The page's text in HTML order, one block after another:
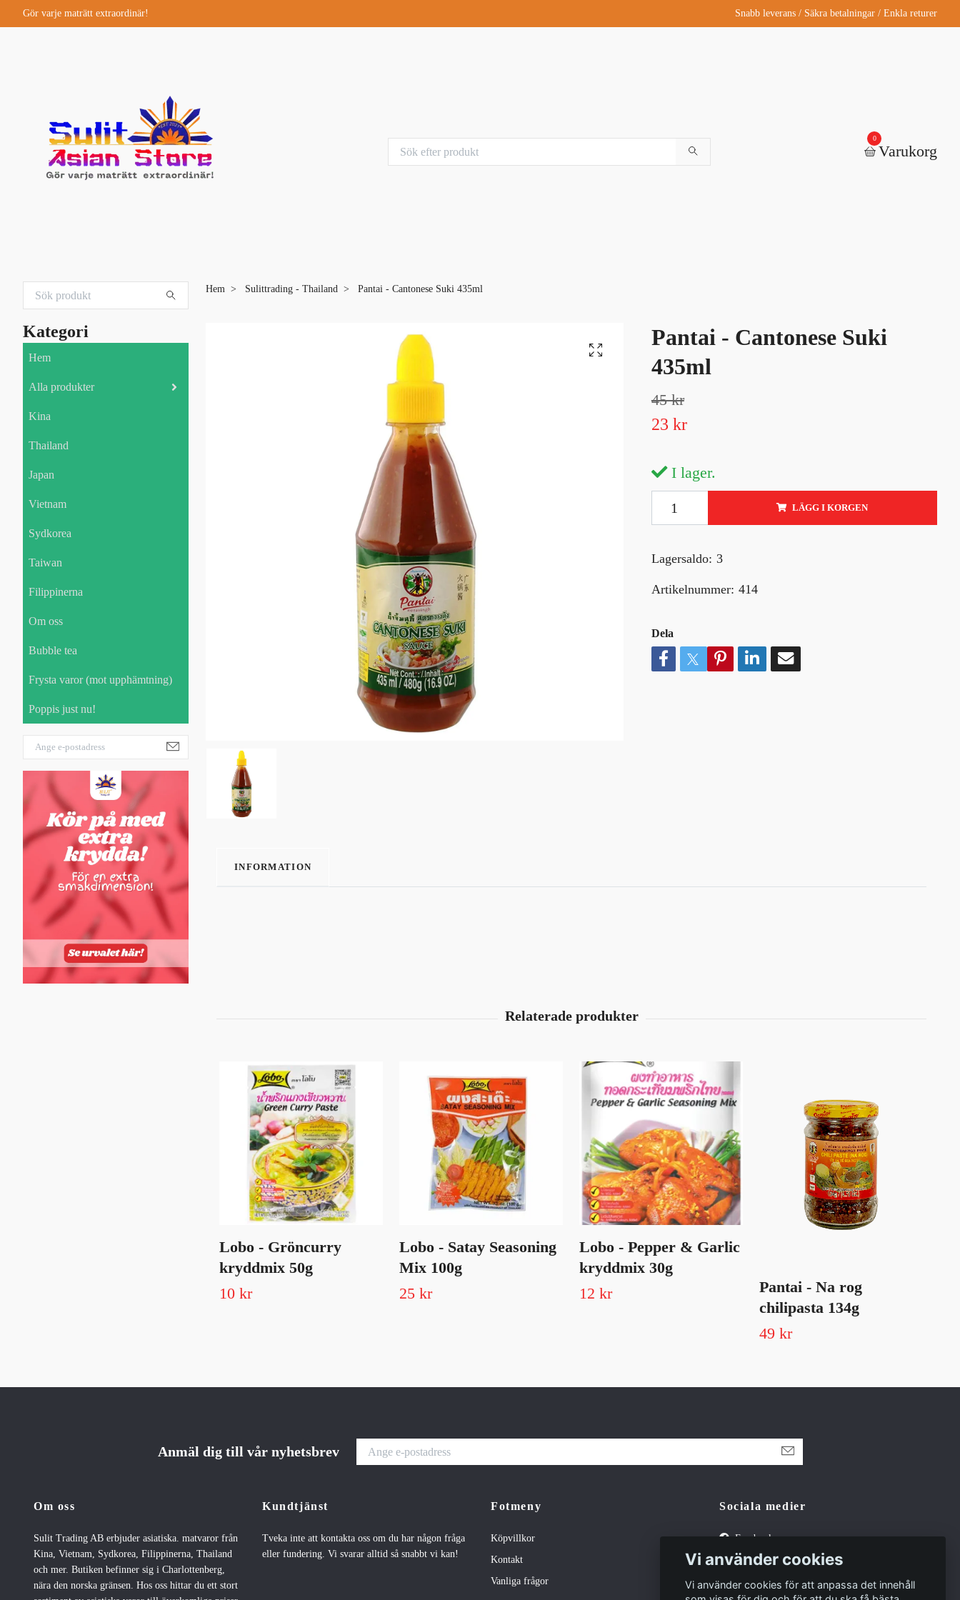
Gör varje maträtt extraordinär! Snabb leverans / Säkra betalningar / Enkla returer
0
Varukorg
Kategori
Hem
Alla produkter
Kina
Thailand
Japan
Vietnam
Sydkorea
Taiwan
Filippinerna
Om oss
Bubble tea
Frysta varor (mot upphämtning)
Poppis just nu!
Hem Sulittrading - Thailand Pantai - Cantonese Suki 435ml
Pantai - Cantonese Suki
435ml
45 kr
23 kr
I lager.
LÄGG I KORGEN
Lagersaldo: 3
Artikelnummer: 414
Dela
INFORMATION
Lobo - Gröncurry
kryddmix 50g
10 kr
Lobo - Satay Seasoning
Mix 100g
25 kr
Lobo - Pepper & Garlic
kryddmix 30g
12 kr
Pantai - Na rog
chilipasta 134g
49 kr
Anmäl dig till vår nyhetsbrev
Om oss
Sulit Trading AB erbjuder asiatiska. matvaror från
Kina, Vietnam, Sydkorea, Filippinerna, Thailand
och mer. Butiken befinner sig i Charlottenberg,
nära den norska gränsen. Hos oss hittar du ett stort
Kundtjänst
Tveka inte att kontakta oss om du har någon fråga
eller fundering. Vi svarar alltid så snabbt vi kan!
Fotmeny
Köpvillkor
Kontakt
Vanliga frågor
Sociala medier
Facebook
Tiktok
Vi använder cookies
Vi använder cookies för att anpassa det innehåll